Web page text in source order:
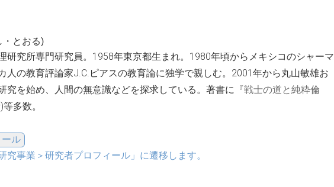
・とおる)
研究所専門研究員。1958年東京都生まれ。1980年頃からメキシコのシャーマ
人の教育評論家J.C.ピアスの教育論に独学で親しむ。2001年から丸山敏雄お
究を始め、人間の無意識などを探求している。著書に 『戦士の道と純粋倫
多数。
事業＞研究者プロフィール」に遷移します。